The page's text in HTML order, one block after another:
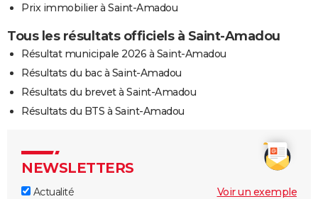
Prix immobilier à Saint-Amadou
Tous les résultats officiels à Saint-Amadou
Résultat municipale 2026 à Saint-Amadou
Résultats du bac à Saint-Amadou
Résultats du brevet à Saint-Amadou
Résultats du BTS à Saint-Amadou
NEWSLETTERS
Actualité
Voir un exemple